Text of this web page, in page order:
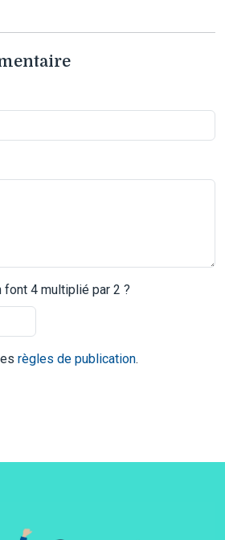
font 4 multiplié par 2 ?
règles de publication.